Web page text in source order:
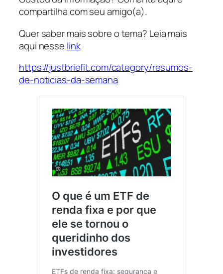
compartilha com seu amigo(a).
Quer saber mais sobre o tema? Leia mais
aqui nesse link
https://justbriefit.com/category/resumos-
de-noticias-da-semana